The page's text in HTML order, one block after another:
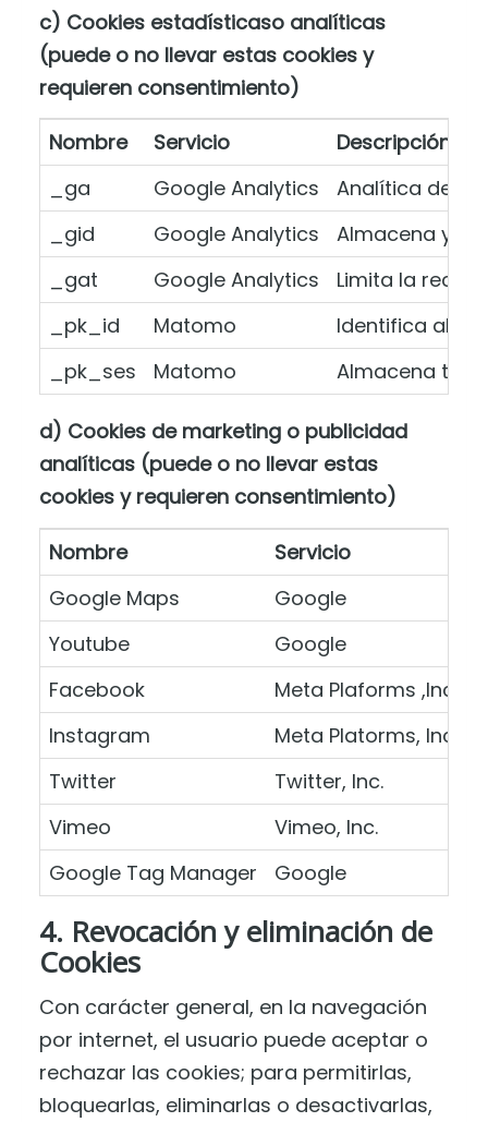
c) Cookies estadísticaso analíticas
(puede o no llevar estas cookies y
requieren consentimiento)
Nombre Servicio
Descripción
_ga
Google Analytics
Analítica de
_gid
Google Analytics
Almacena y
_gat
Google Analytics
Limita la
_pk_id
Matomo
Identifica al
_pk_ses
Matomo Almacena
d) Cookies de marketing o publicidad
analíticas (puede o no llevar estas
cookies y requieren consentimiento)
Nombre Servicio
Google Maps
Google
Youtube
Google
Facebook
Meta Plaforms ,Inc.
Instagram
Meta Platorms, Inc.
Twitter
Twitter, Inc.
Vimeo
Vimeo, Inc.
Google Tag Manager
Google
4. Revocación y eliminación de
Cookies
Con carácter general, en la navegación
por internet, el usuario puede aceptar o
rechazar las cookies; para permitirlas,
bloquearlas, eliminarlas o desactivarlas,